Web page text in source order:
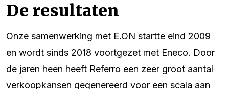
De resultaten
Onze samenwerking met E.ON startte eind 2009
en wordt sinds 2018 voortgezet met Eneco. Door
de jaren heen heeft Referro een zeer groot aantal
verkoopkansen gegenereerd voor een scala aan